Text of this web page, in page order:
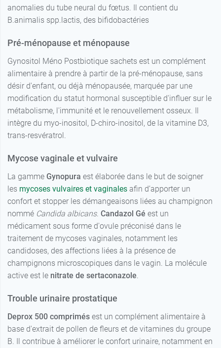
anomalies du tube neural du fœtus. Il contient du
B.animalis spp.lactis, des bifidobactéries
Pré-ménopause et ménopause
Gynositol Méno Postbiotique sachets est un complément
alimentaire à prendre à partir de la pré-ménopause, sans
désir d'enfant, ou déjà ménopausée, marquée par une
modification du statut hormonal susceptible d'influer sur le
métabolisme, l'immunité et le renouvellement osseux. Il
intègre du myo-inositol, D-chiro-inositol, de la vitamine D3,
trans-resvératrol.
Mycose vaginale et vulvaire
La gamme Gynopura est élaborée dans le but de soigner
les mycoses vulvaires et vaginales afin d’apporter un
confort et stopper les démangeaisons liées au champignon
nommé Candida albicans. Candazol Gé est un
médicament sous forme d'ovule préconisé dans le
traitement de mycoses vaginales, notamment les
candidoses, des affections liées à la présence de
champignons microscopiques dans le vagin. La molécule
active est le nitrate de sertaconazole.
Trouble urinaire prostatique
Deprox 500 comprimés est un complément alimentaire à
base d'extrait de pollen de fleurs et de vitamines du groupe
B. Il contribue à améliorer le confort urinaire, notamment en